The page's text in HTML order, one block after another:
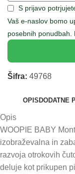
S prijavo
Vaš e-naslov bomo
posebnih ponudbah.
Šifra: 49768
OPIS DODATNE
Opis
WOOPIE BABY
izobraževalna in
razvoja otrokovih
deluje kot prikupen